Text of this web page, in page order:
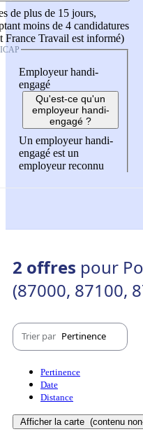
de plus de 15 jours,
moins de 4 candidatures
France Travail est informé)
Employeur handi-
engagé
Qu'est-ce qu'un
employeur handi-
engagé ?
Un employeur handi-
engagé est un
employeur reconnu
2 offres pour
(87000, 87100,
Trier par Pertinence
Pertinence
Date
Distance
Afficher la carte (contenu